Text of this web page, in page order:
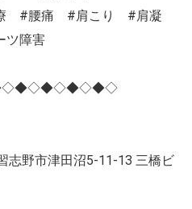
#腰痛 #肩こり #肩凝
障害
志野市津田沼5-11-13 三橋ビ